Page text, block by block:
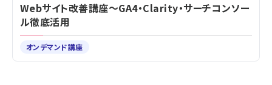
Webサイト改善講座～GA4・Clarity・サーチコンソー
ル徹底活用
オンデマンド講座